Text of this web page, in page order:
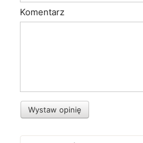
Komentarz
Wystaw opinię